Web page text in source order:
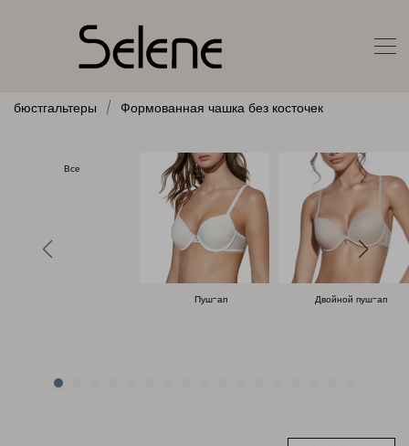
бюстгальтеры Формованная чашка без косточек
Все
Пуш-ап Двойной пуш-ап